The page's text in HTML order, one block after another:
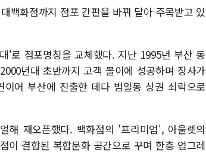
백화점까지 점포 간판을 바꿔 달아 주목받고 있
'로 점포명칭을 교체했다. 지난 1995년 부산 동
년대 초반까지 고객 몰이에 성공하며 장사가
어 부산에 진출한 데다 범일동 상권 쇠락으로
해 재오픈했다. 백화점의 '프리미엄', 아울렛의
이 결합된 복합문화 공간으로 꾸며 한층 업그레